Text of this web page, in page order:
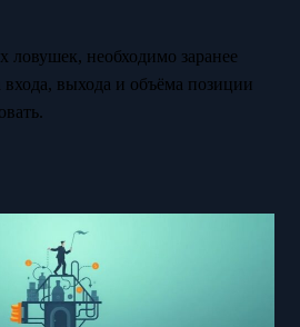
ловушек, необходимо заранее
входа, выхода и объёма позиции